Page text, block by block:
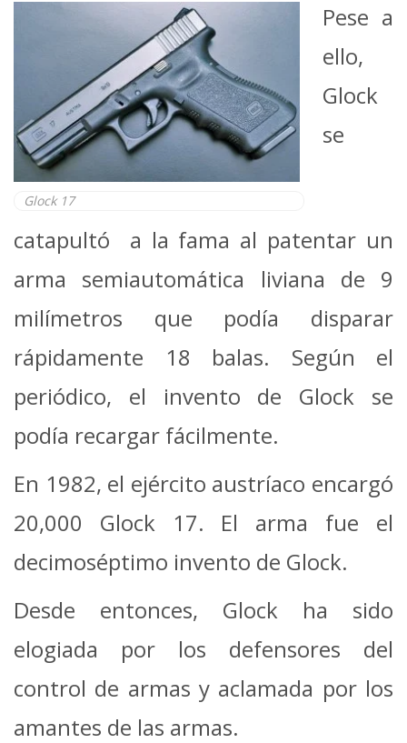
Glock 17
Pese a
ello,
Glock
se
catapultó a la fama al patentar un
arma semiautomática liviana de 9
milímetros que podía disparar
rápidamente 18 balas. Según el
periódico, el invento de Glock se
podía recargar fácilmente.
En 1982, el ejército austríaco encargó
20,000 Glock 17. El arma fue el
decimoséptimo invento de Glock.
Desde entonces, Glock ha sido
elogiada por los defensores del
control de armas y aclamada por los
amantes de las armas.